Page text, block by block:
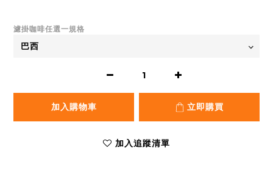
濾掛咖啡任選一規格
加入購物車 立即購買
加入追蹤清單